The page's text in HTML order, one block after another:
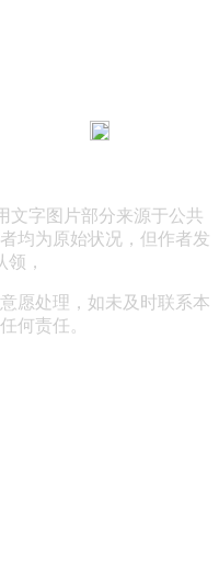
文字图片部分来源于公共
均为原始状况，但作者发
，
愿处理，如未及时联系本
何责任。